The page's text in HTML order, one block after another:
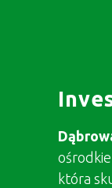
która